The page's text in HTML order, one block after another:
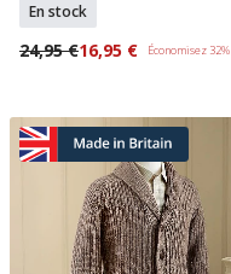
En stock
24,95 €16,95 € Économisez 32%